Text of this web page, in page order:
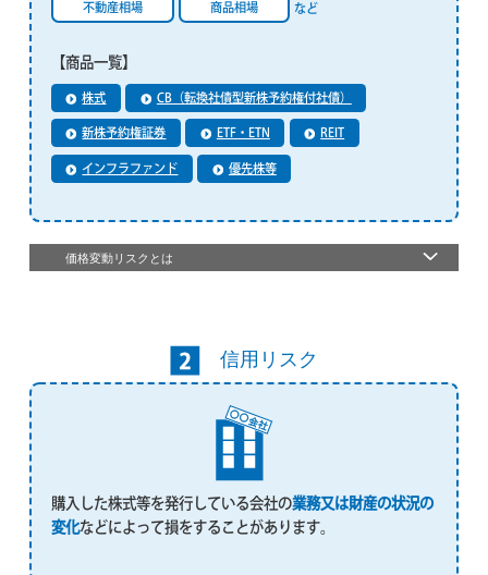
不動産相場 商品相場 など
【商品一覧】
株式 CB（転換社債型新株予約権付社債）
新株予約権証券 ETF・ETN REIT
インフラファンド 優先株等
価格変動リスクとは
信用リスク
購入した株式等を発行している会社の業務又は財産の状況の
変化などによって損をすることがあります。